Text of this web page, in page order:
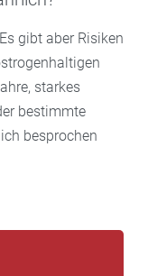
gibt aber Risiken
starkes
bestimmte
besprochen